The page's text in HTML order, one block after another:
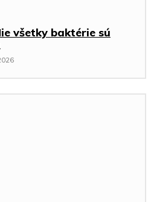
všetky baktérie sú